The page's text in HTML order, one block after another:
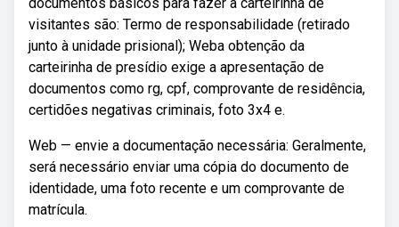
visitantes são: Termo de responsabilidade (retirado
junto à unidade prisional); Weba obtenção da
carteirinha de presídio exige a apresentação de
documentos como rg, cpf, comprovante de residência,
certidões negativas criminais, foto 3x4 e.
Web — envie a documentação necessária: Geralmente,
será necessário enviar uma cópia do documento de
identidade, uma foto recente e um comprovante de
matrícula.